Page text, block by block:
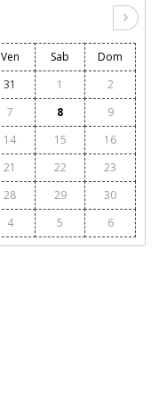
Ven Sab
Dom
31 1
2
7 8
9
14 15
16
21 22
23
28 29
30
4 5 6